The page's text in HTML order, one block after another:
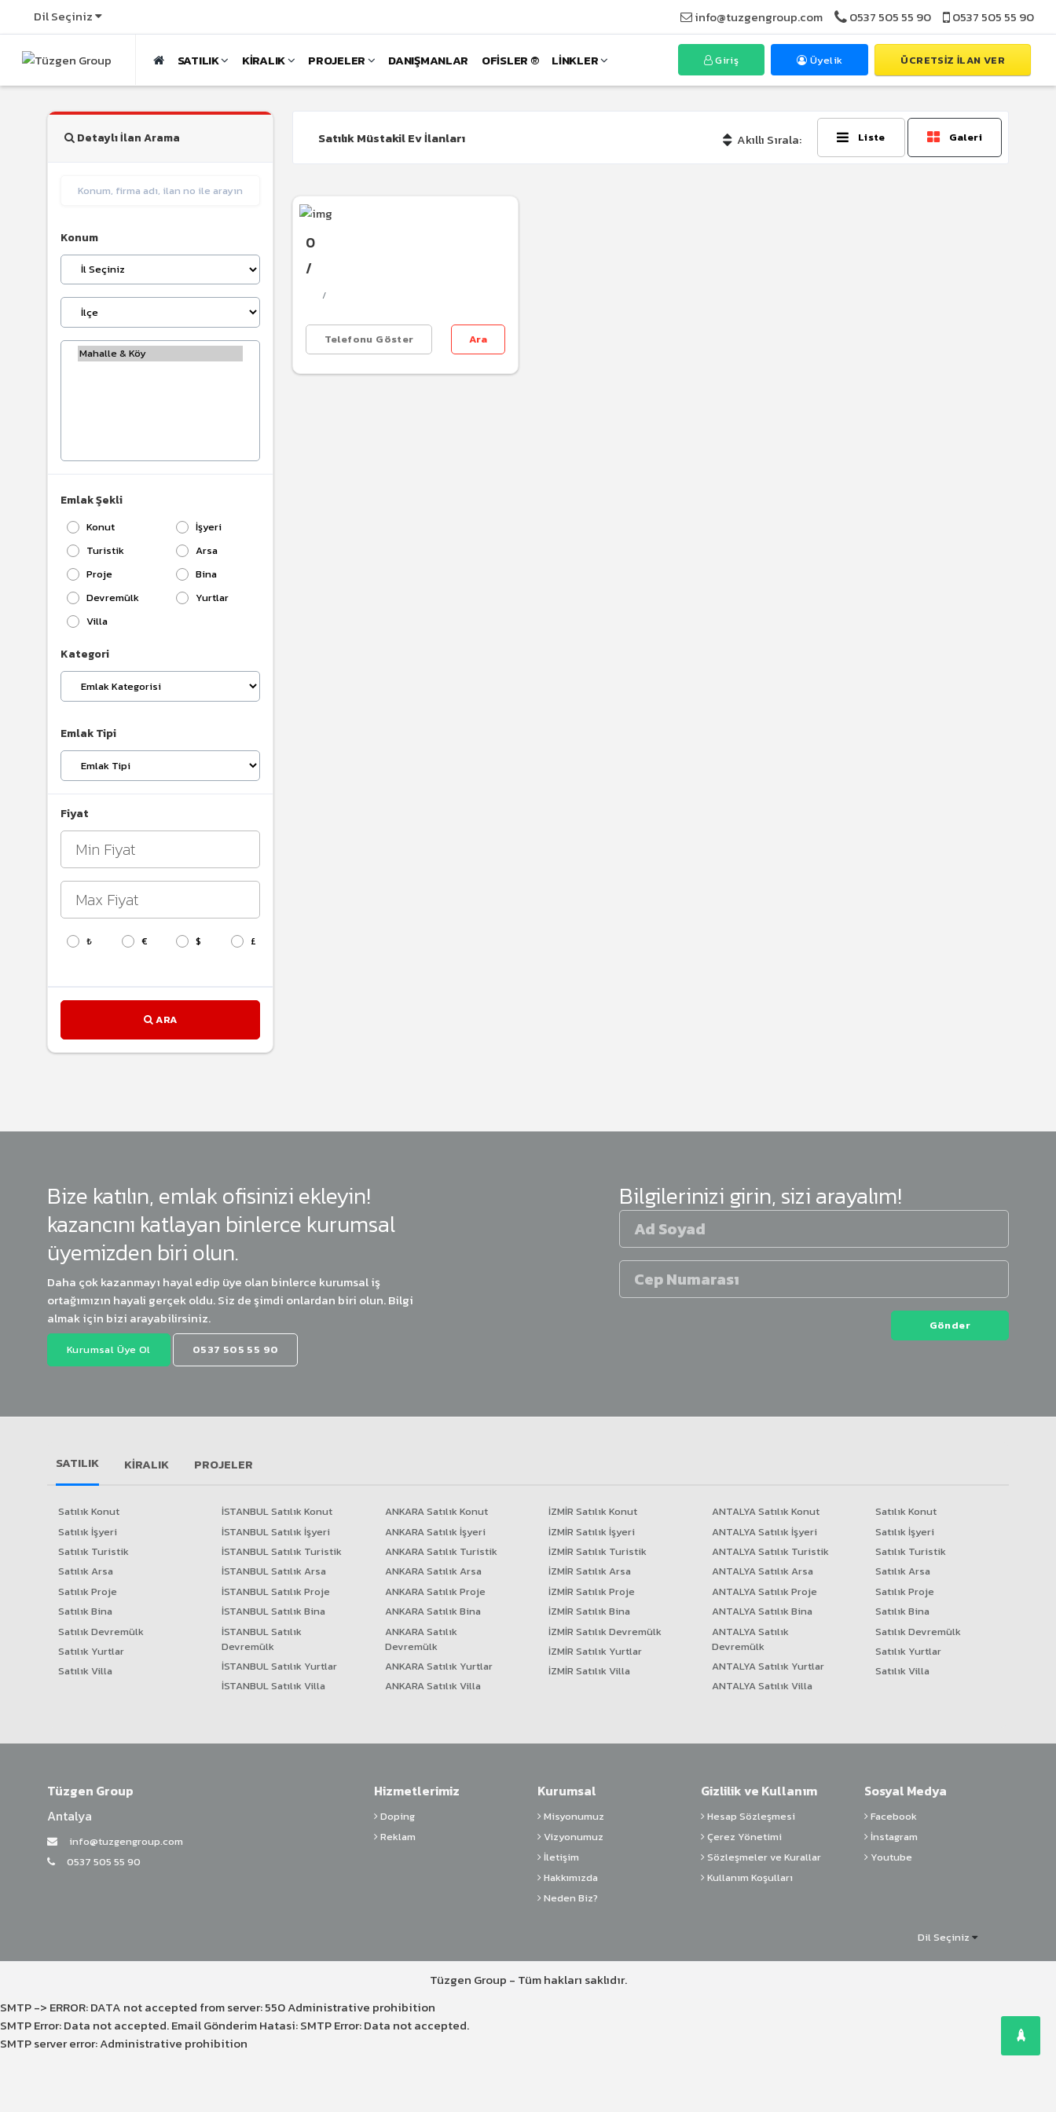
Dil Seçiniz info@tuzgengroup.com 0537 505 55 90 0537 505 55 90
Giriş Üyelik ÜCRETSİZ İLAN VER
SATILIK KİRALIK PROJELER DANIŞMANLAR OFİSLER ® LİNKLER
Detaylı İlan Arama
Konum
Emlak Şekli
Konut
İşyeri
Turistik
Arsa
Proje
Bina
Devremülk
Yurtlar
Villa
Kategori
Emlak Tipi
Fiyat
₺ € $ £
ARA
Satılık Müstakil Ev İlanları Akıllı Sırala: Liste Galeri
0
/
Telefonu Göster Ara
Bize katılın, emlak ofisinizi ekleyin!
kazancını katlayan binlerce kurumsal
üyemizden biri olun.
Daha çok kazanmayı hayal edip üye olan binlerce kurumsal iş
ortağımızın hayali gerçek oldu. Siz de şimdi onlardan biri olun. Bilgi
almak için bizi arayabilirsiniz.
Kurumsal Üye Ol 0537 505 55 90
Bilgilerinizi girin, sizi arayalım!
Gönder
SATILIK KIRALIK PROJELER
Satılık Konut
Satılık İşyeri
Satılık Turistik
Satılık Arsa
Satılık Proje
Satılık Bina
Satılık Devremülk
Satılık Yurtlar
Satılık Villa
İSTANBUL Satılık Konut
İSTANBUL Satılık İşyeri
İSTANBUL Satılık Turistik
İSTANBUL Satılık Arsa
İSTANBUL Satılık Proje
İSTANBUL Satılık Bina
İSTANBUL Satılık
Devremülk
İSTANBUL Satılık Yurtlar
İSTANBUL Satılık Villa
ANKARA Satılık Konut
ANKARA Satılık İşyeri
ANKARA Satılık Turistik
ANKARA Satılık Arsa
ANKARA Satılık Proje
ANKARA Satılık Bina
ANKARA Satılık
Devremülk
ANKARA Satılık Yurtlar
ANKARA Satılık Villa
İZMİR Satılık Konut
İZMİR Satılık İşyeri
İZMİR Satılık Turistik
İZMİR Satılık Arsa
İZMİR Satılık Proje
İZMİR Satılık Bina
İZMİR Satılık Devremülk
İZMİR Satılık Yurtlar
İZMİR Satılık Villa
ANTALYA Satılık Konut
ANTALYA Satılık İşyeri
ANTALYA Satılık Turistik
ANTALYA Satılık Arsa
ANTALYA Satılık Proje
ANTALYA Satılık Bina
ANTALYA Satılık
Devremülk
ANTALYA Satılık Yurtlar
ANTALYA Satılık Villa
Satılık Konut
Satılık İşyeri
Satılık Turistik
Satılık Arsa
Satılık Proje
Satılık Bina
Satılık Devremülk
Satılık Yurtlar
Satılık Villa
Tüzgen Group
Antalya
info@tuzgengroup.com
0537 505 55 90
Hizmetlerimiz
Doping
Reklam
Kurumsal
Misyonumuz
Vizyonumuz
İletişim
Hakkımızda
Neden Biz?
Gizlilik ve Kullanım
Hesap Sözleşmesi
Çerez Yönetimi
Sözleşmeler ve Kurallar
Kullanım Koşulları
Sosyal Medya
Facebook
İnstagram
Youtube
Dil Seçiniz
Tüzgen Group - Tüm hakları saklıdır.
SMTP -> ERROR: DATA not accepted from server: 550 Administrative prohibition
SMTP Error: Data not accepted. Email Gönderim Hatasi: SMTP Error: Data not accepted.
SMTP server error: Administrative prohibition